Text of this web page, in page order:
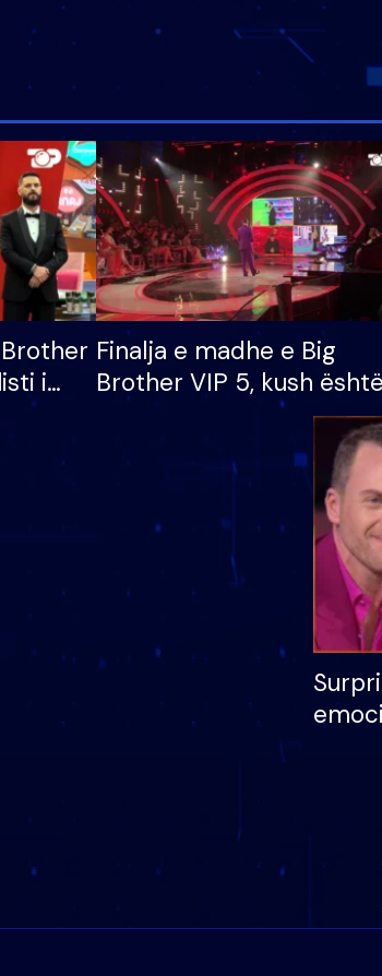
i
Finalja e madhe e Big
Brother VIP 5, kush është
banori i parë që lë
dhe humb mundësinë
të fituar çmimin e madh